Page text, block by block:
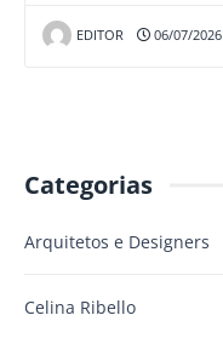
EDITOR 06/07/2026
Categorias
Arquitetos e Designers
Celina Ribello